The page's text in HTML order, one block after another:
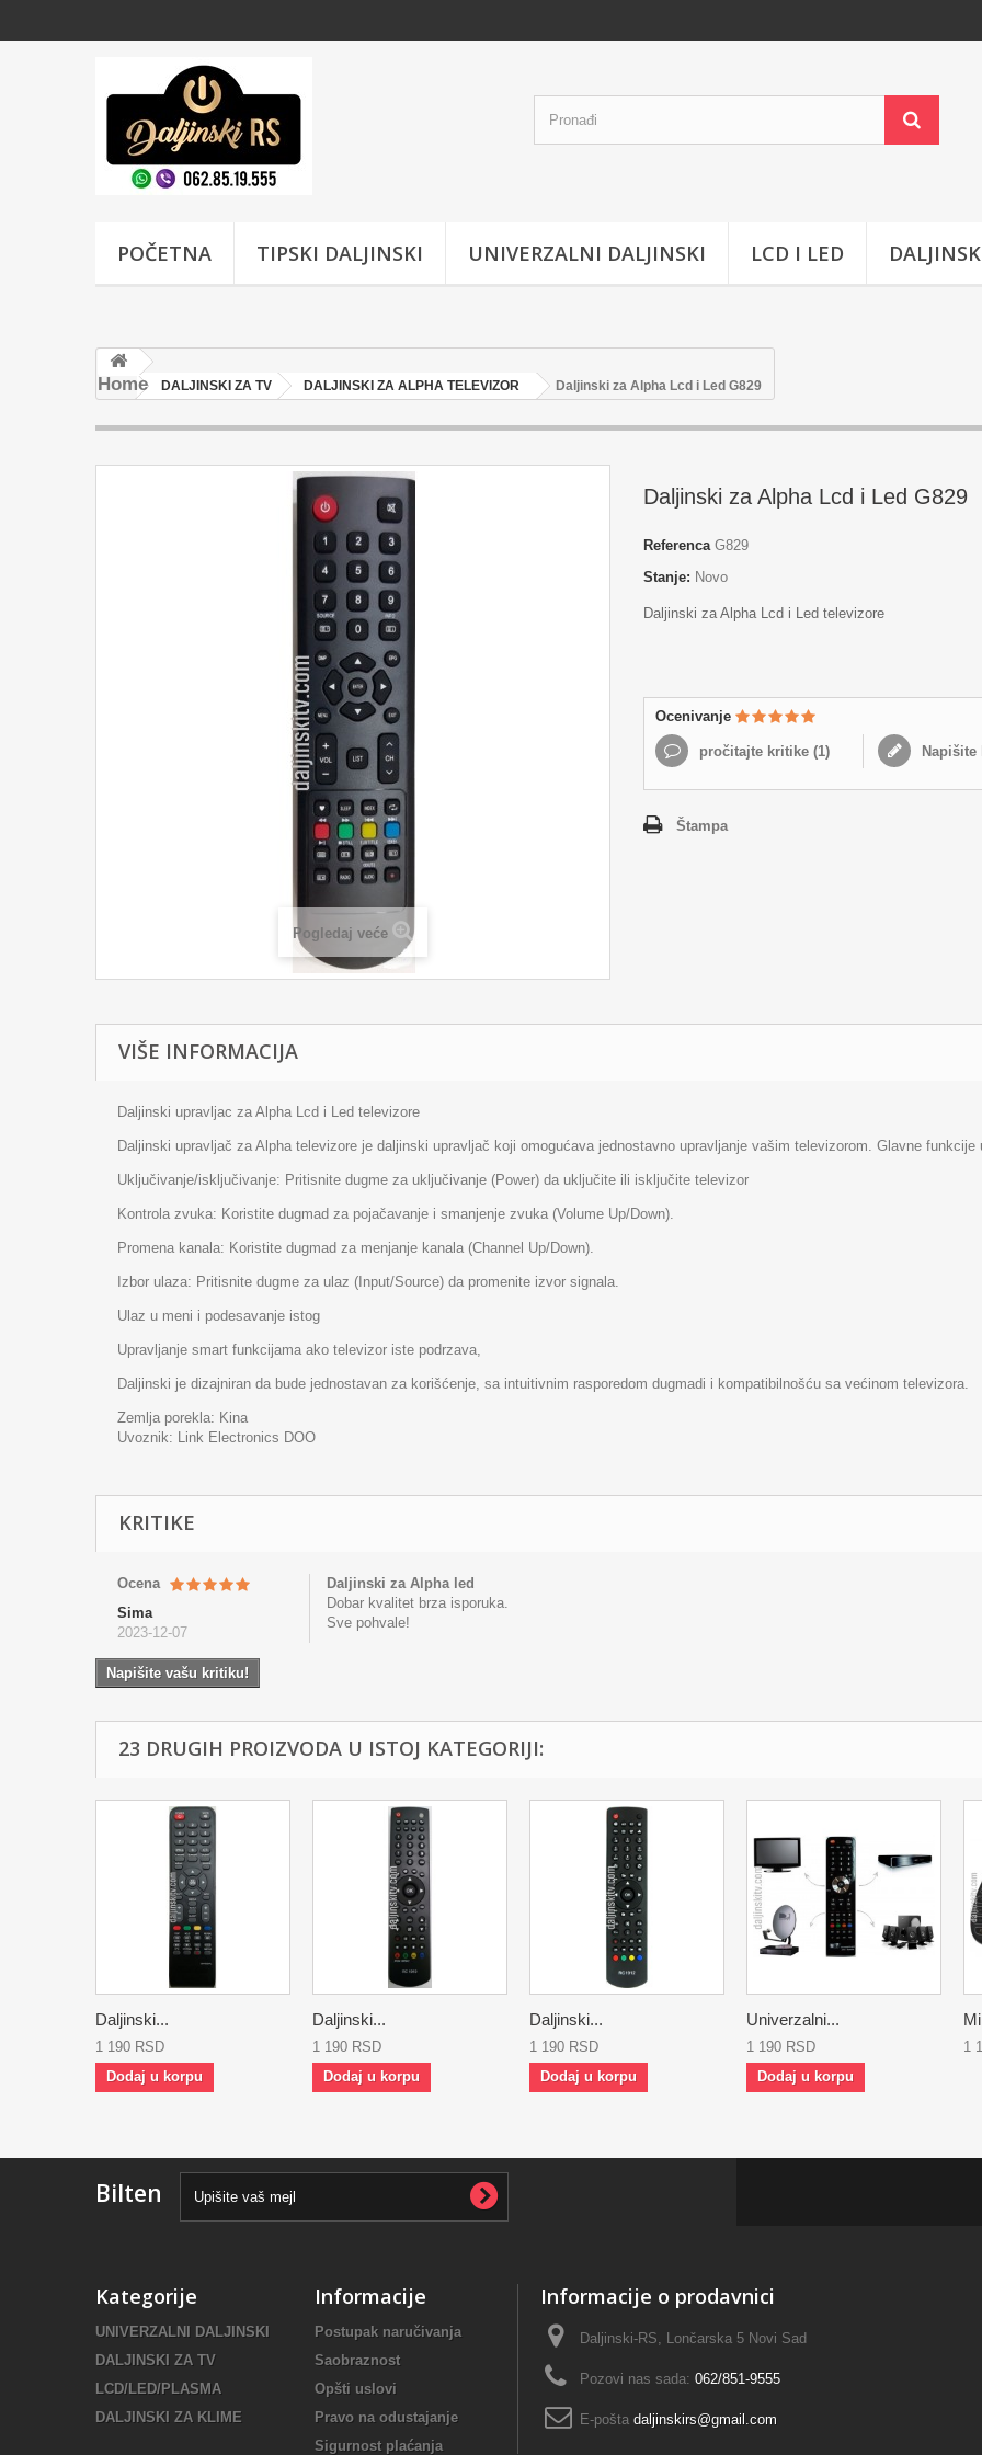
POČETNA TIPSKI DALJINSKI UNIVERZALNI DALJINSKI LCD I LED
Home DALJINSKI ZA TV DALJINSKI ZA ALPHA TELEVIZOR Daljinski za Alpha Lcd i Led G829
Pogledaj veće
Daljinski za Alpha Lcd i Led G829
Referenca G829
Stanje: Novo
Daljinski za Alpha Lcd i Led televizore
Ocenivanje
pročitajte kritike (1)
Štampa
VIŠE INFORMACIJA
Daljinski upravljac za Alpha Lcd i Led televizore
Daljinski upravljač za Alpha televizore je daljinski upravljač koji omogućava jednostavno upravljanje vašim televizorom. Glavne funkcije
Uključivanje/isključivanje: Pritisnite dugme za uključivanje (Power) da uključite ili isključite televizor
Kontrola zvuka: Koristite dugmad za pojačavanje i smanjenje zvuka (Volume Up/Down).
Promena kanala: Koristite dugmad za menjanje kanala (Channel Up/Down).
Izbor ulaza: Pritisnite dugme za ulaz (Input/Source) da promenite izvor signala.
Ulaz u meni i podesavanje istog
Upravljanje smart funkcijama ako televizor iste podrzava,
Daljinski je dizajniran da bude jednostavan za korišćenje, sa intuitivnim rasporedom dugmadi i kompatibilnošću sa većinom televizora.
Zemlja porekla: Kina
Uvoznik: Link Electronics DOO
KRITIKE
Ocena
Sima
2023-12-07
Daljinski za Alpha led
Dobar kvalitet brza isporuka.
Sve pohvale!
Napišite vašu kritiku!
23 DRUGIH PROIZVODA U ISTOJ KATEGORIJI:
Daljinski...
1 190 RSD
Dodaj u korpu
Daljinski...
1 190 RSD
Dodaj u korpu
Daljinski...
1 190 RSD
Dodaj u korpu
Univerzalni...
1 190 RSD
Dodaj u korpu
1
Bilten
Kategorije
UNIVERZALNI DALJINSKI
DALJINSKI ZA TV
LCD/LED/PLASMA
DALJINSKI ZA KLIME
Informacije
Postupak naručivanja
Saobraznost
Opšti uslovi
Pravo na odustajanje
Sigurnost plaćanja
Informacije o prodavnici
Daljinski-RS, Lončarska 5 Novi Sad
Pozovi nas sada: 062/851-9555
E-pošta daljinskirs@gmail.com